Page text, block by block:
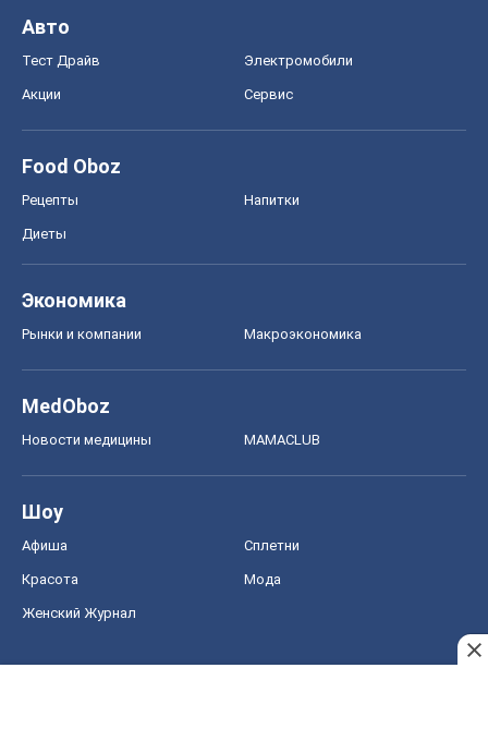
Авто
Тест Драйв Электромобили
Акции Сервис
Food Oboz
Рецепты Напитки
Диеты
Экономика
Рынки и компании Mакроэкономика
MedOboz
Новости медицины MAMACLUB
Шоу
Афиша Сплетни
Красота Мода
Женский Журнал